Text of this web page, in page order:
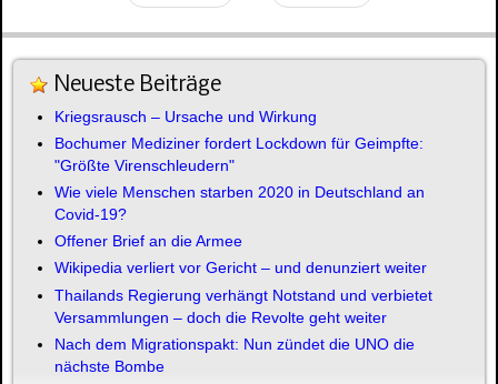
Neueste Beiträge
Kriegsrausch – Ursache und Wirkung
Bochumer Mediziner fordert Lockdown für Geimpfte:
"Größte Virenschleudern"
Wie viele Menschen starben 2020 in Deutschland an
Covid-19?
Offener Brief an die Armee
Wikipedia verliert vor Gericht – und denunziert weiter
Thailands Regierung verhängt Notstand und verbietet
Versammlungen – doch die Revolte geht weiter
Nach dem Migrationspakt: Nun zündet die UNO die
nächste Bombe